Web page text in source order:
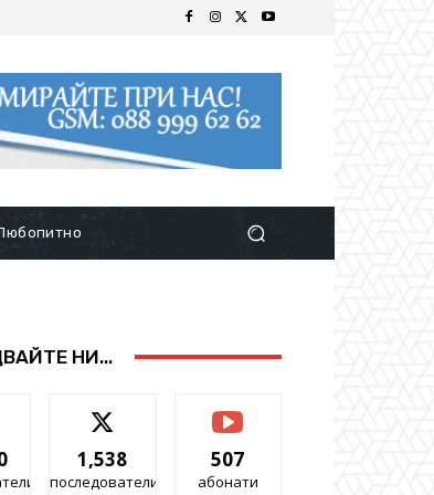
НИ...
1,538
последователи
507
абонати